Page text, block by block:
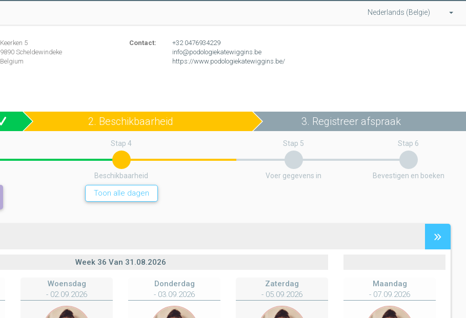
Nederlands (Belgie)
Keerken 5
9890 Scheldewindeke
Belgium
Contact:
+32 0476934229
info@podologiekatewiggins.be
https://www.podologiekatewiggins.be/
2. Beschikbaarheid 3. Registreer afspraak
Stap 4
Beschikbaarheid
Toon alle dagen
Stap 5
Voer gegevens in
Stap 6
Bevestigen en boeken
Week36 Van 31.08.2026
Woensdag
- 02.09.2026
Donderdag
- 03.09.2026
Zaterdag
- 05.09.2026
Maandag
- 07.09.2026